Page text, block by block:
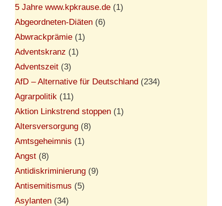
5 Jahre www.kpkrause.de (1)
Abgeordneten-Diäten (6)
Abwrackprämie (1)
Adventskranz (1)
Adventszeit (3)
AfD – Alternative für Deutschland (234)
Agrarpolitik (11)
Aktion Linkstrend stoppen (1)
Altersversorgung (8)
Amtsgeheimnis (1)
Angst (8)
Antidiskriminierung (9)
Antisemitismus (5)
Asylanten (34)